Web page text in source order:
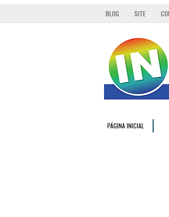
BLOG SITE
PÁGINA INICIAL